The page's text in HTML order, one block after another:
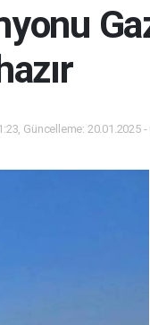
Güncelleme: 20.01.2025 -